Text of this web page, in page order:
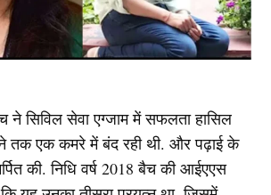
ने सिविल सेवा एग्जाम में सफलता हासिल
तक एक कमरे में बंद रही थी. और पढ़ाई के
की. निधि वर्ष 2018 बैच की आईएएस